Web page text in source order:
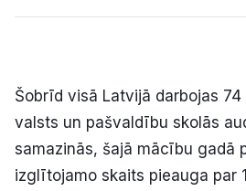
Bizness
Šobrīd visā Latvijā darbojas
valsts un pašvaldību skolās
samazinās, šajā mācību gadā
izglītojamo skaits pieauga par